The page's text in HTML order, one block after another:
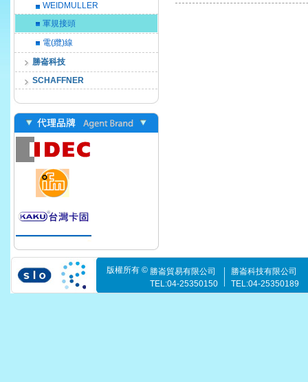
WEIDMULLER
軍規接頭
電(纜)線
勝崙科技
SCHAFFNER
版權所有 © 勝崙貿易有限公司
TEL:04-25350150
勝崙科技有限公司
TEL:04-25350189